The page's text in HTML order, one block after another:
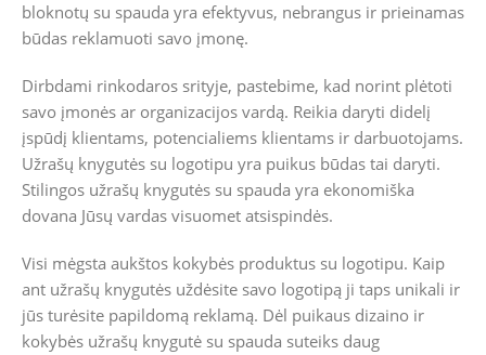
bloknotų su spauda yra efektyvus, nebrangus ir prieinamas
būdas reklamuoti savo įmonę.
Dirbdami rinkodaros srityje, pastebime, kad norint plėtoti
savo įmonės ar organizacijos vardą. Reikia daryti didelį
įspūdį klientams, potencialiems klientams ir darbuotojams.
Užrašų knygutės su logotipu yra puikus būdas tai daryti.
Stilingos užrašų knygutės su spauda yra ekonomiška
dovana Jūsų vardas visuomet atsispindės.
Visi mėgsta aukštos kokybės produktus su logotipu. Kaip
ant užrašų knygutės uždėsite savo logotipą ji taps unikali ir
jūs turėsite papildomą reklamą. Dėl puikaus dizaino ir
kokybės užrašų knygutė su spauda suteiks daug